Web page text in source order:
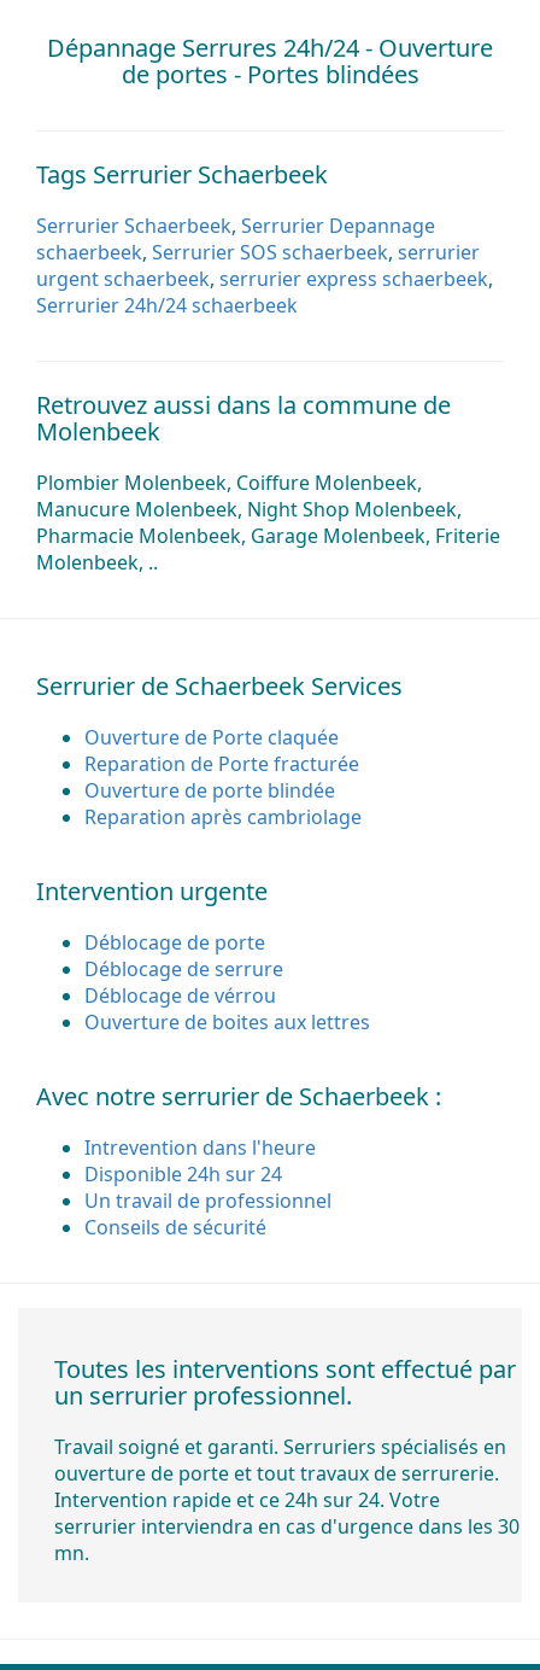
Dépannage Serrures 24h/24 - Ouverture
de portes - Portes blindées
Tags Serrurier Schaerbeek
Serrurier Schaerbeek, Serrurier Depannage
schaerbeek, Serrurier SOS schaerbeek, serrurier
urgent schaerbeek, serrurier express schaerbeek,
Serrurier 24h/24 schaerbeek
Retrouvez aussi dans la commune de
Molenbeek
Plombier Molenbeek, Coiffure Molenbeek,
Manucure Molenbeek, Night Shop Molenbeek,
Pharmacie Molenbeek, Garage Molenbeek, Friterie
Molenbeek, ..
Serrurier de Schaerbeek Services
Ouverture de Porte claquée
Reparation de Porte fracturée
Ouverture de porte blindée
Reparation après cambriolage
Intervention urgente
Déblocage de porte
Déblocage de serrure
Déblocage de vérrou
Ouverture de boites aux lettres
Avec notre serrurier de Schaerbeek :
Intrevention dans l'heure
Disponible 24h sur 24
Un travail de professionnel
Conseils de sécurité
Toutes les interventions sont effectué par
un serrurier professionnel.
Travail soigné et garanti. Serruriers spécialisés en
ouverture de porte et tout travaux de serrurerie.
Intervention rapide et ce 24h sur 24. Votre
serrurier interviendra en cas d'urgence dans les 30
mn.